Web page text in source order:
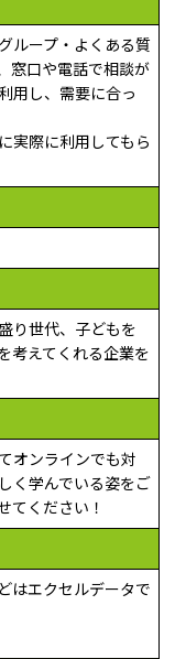
ループ・よくある質
窓口や電話で相談が
用し、需要に合っ
実際に利用してもら
り世代、子どもを
考えてくれる企業を
オンラインでも対
く学んでいる姿をご
てください！
はエクセルデータで